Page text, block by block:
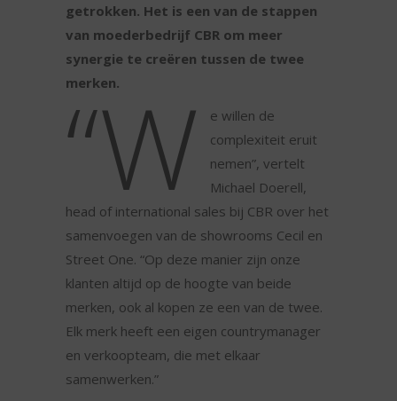
getrokken. Het is een van de stappen
van moederbedrijf CBR om meer
synergie te creëren tussen de twee
merken.
“W
e willen de
complexiteit eruit
nemen”, vertelt
Michael Doerell,
head of international sales bij CBR over het
samenvoegen van de showrooms Cecil en
Street One. “Op deze manier zijn onze
klanten altijd op de hoogte van beide
merken, ook al kopen ze een van de twee.
Elk merk heeft een eigen countrymanager
en verkoopteam, die met elkaar
samenwerken.”